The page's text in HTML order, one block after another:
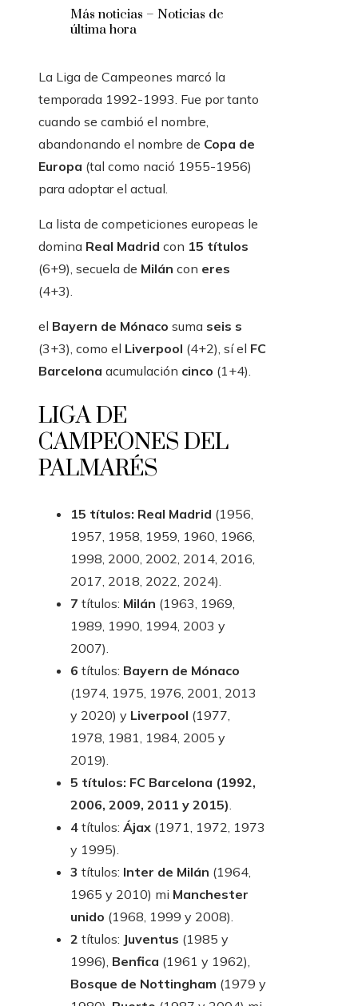
Más noticias – Noticias de
última hora
La Liga de Campeones marcó la
temporada 1992-1993. Fue por tanto
cuando se cambió el nombre,
abandonando el nombre de Copa de
Europa (tal como nació 1955-1956)
para adoptar el actual.
La lista de competiciones europeas le
domina Real Madrid con 15 títulos
(6+9), secuela de Milán con eres
(4+3).
el Bayern de Mónaco suma seis s
(3+3), como el Liverpool (4+2), sí el FC
Barcelona acumulación cinco (1+4).
LIGA DE
CAMPEONES DEL
PALMARÉS
15 títulos: Real Madrid (1956,
1957, 1958, 1959, 1960, 1966,
1998, 2000, 2002, 2014, 2016,
2017, 2018, 2022, 2024).
7 títulos: Milán (1963, 1969,
1989, 1990, 1994, 2003 y
2007).
6 títulos: Bayern de Mónaco
(1974, 1975, 1976, 2001, 2013
y 2020) y Liverpool (1977,
1978, 1981, 1984, 2005 y
2019).
5 títulos: FC Barcelona (1992,
2006, 2009, 2011 y 2015).
4 títulos: Ájax (1971, 1972, 1973
y 1995).
3 títulos: Inter de Milán (1964,
1965 y 2010) mi Manchester
unido (1968, 1999 y 2008).
2 títulos: Juventus (1985 y
1996), Benfica (1961 y 1962),
Bosque de Nottingham (1979 y